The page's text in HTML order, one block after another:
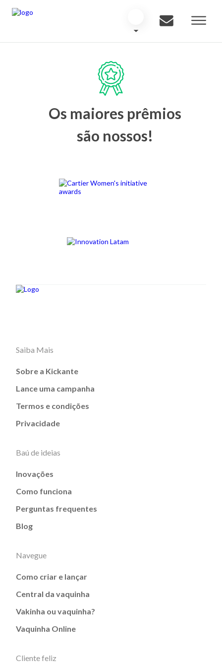
Os maiores prêmios
são nossos!
Saiba Mais
Sobre a Kickante
Lance uma campanha
Termos e condições
Privacidade
Baú de ideias
Inovações
Como funciona
Perguntas frequentes
Blog
Navegue
Como criar e lançar
Central da vaquinha
Vakinha ou vaquinha?
Vaquinha Online
Cliente feliz